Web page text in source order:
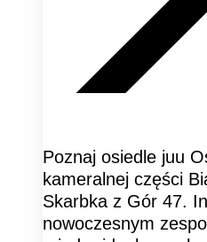
Poznaj osiedle juu
kameralnej części
Skarbka z Gór 47.
nowoczesnym